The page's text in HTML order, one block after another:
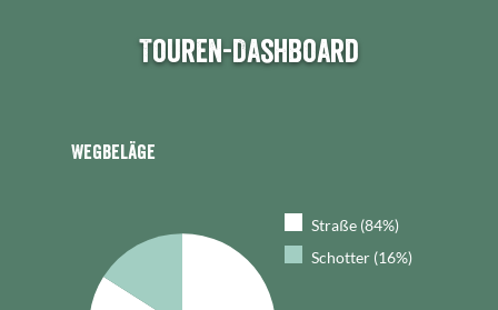
Touren-Dashboard
Wegbeläge
Straße (84%)
Schotter (16%)